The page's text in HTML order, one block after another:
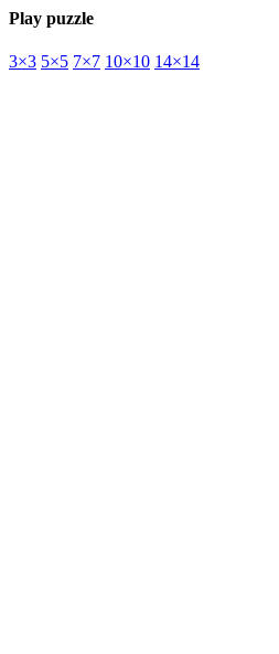
Play puzzle
3×3 5×5 7×7 10×10 14×14